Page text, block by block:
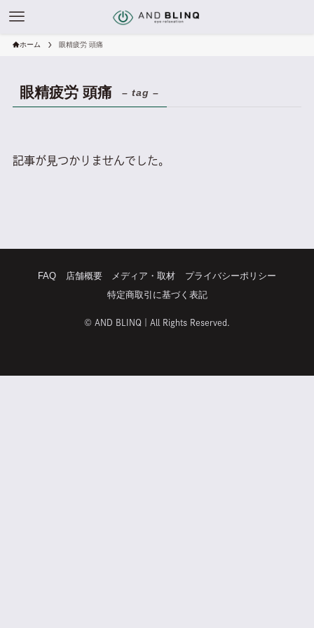
ホーム 眼精疲労 頭痛
眼精疲労 頭痛 – tag –
記事が見つかりませんでした。
FAQ 店舗概要 メディア・取材
プライバシーポリシー
特定商取引に基づく表記
© AND BLINQ｜All Rights Reserved.